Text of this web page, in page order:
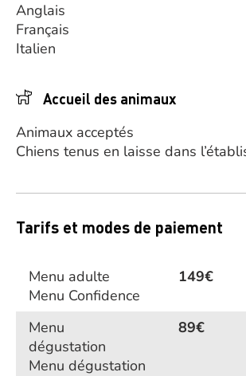
Anglais
Français
Italien
Accueil des animaux
Animaux acceptés
Chiens tenus en laisse dans
Tarifs et modes de paiement
Menu adulte
149€
Menu Confidence
Menu
dégustation
89€
Menu dégustation